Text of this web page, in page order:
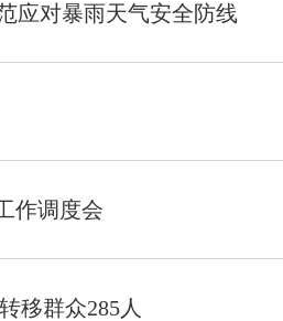
应对暴雨天气安全防线
作调度会
移群众285人